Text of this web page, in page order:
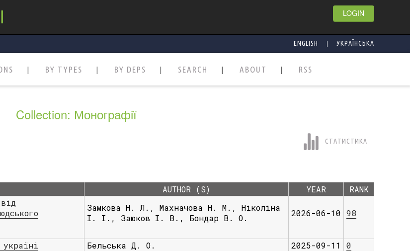
LOGIN
ENGLISH | УКРАЇНСЬКА
BY TYPES BY DEPS SEARCH ABOUT RSS
Collection: Монографії
СТАТИСТИКА
AUTHOR (S) YEAR RANK
Замкова Н. Л., Махначова Н. М., Ніколіна
І. І., Заюков І. В., Бондар В. О.
2026-06-10 98
Бельська Д. О. 2025-09-11 0